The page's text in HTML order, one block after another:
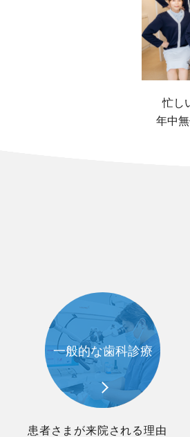
忙し
年中
一般的な歯科診療
患者さまが来院される理由